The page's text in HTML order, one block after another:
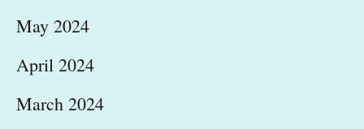
May 2024
April 2024
March 2024